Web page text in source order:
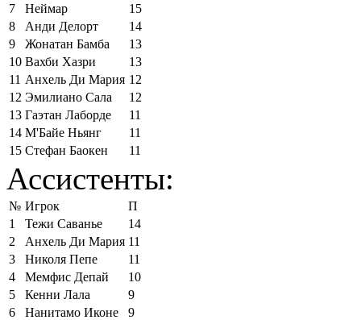
7
Неймар
15
8
Анди Делорт
14
9
Жонатан Бамба
13
10 Вахби Хазри
13
11 Анхель Ди Мария 12
12 Эмилиано Сала
12
13 Гаэтан Лаборде
11
14 М'Байе Ньянг
11
15 Стефан Баокен 11
Ассистенты:
№ Игрок
П
1
Тежи Саванье
14
2
Анхель Ди Мария 11
3
Николя Пепе
11
4
Мемфис Депай
10
5
Кенни Лала
9
6
Нанитамо Иконе
9